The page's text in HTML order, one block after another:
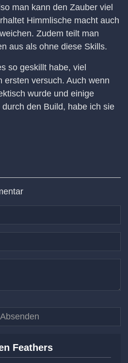
man kann den Zauber viel
Himmlische macht auch
Zudem teilt man
aus als ohne diese Skills.
so geskillt habe, viel
ersten versuch. Auch wenn
wurde und einige
den Build, habe ich sie
Feathers